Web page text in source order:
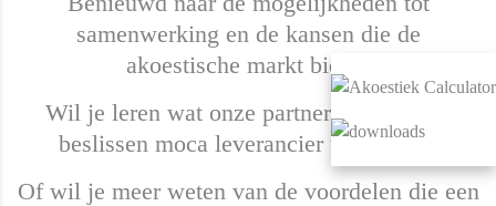
samenwerking en de kansen die de
akoestische markt biedt?
Wil je leren wat onze partners heeft doen
beslissen moca leverancier te worden?
Of wil je meer weten van de voordelen die een